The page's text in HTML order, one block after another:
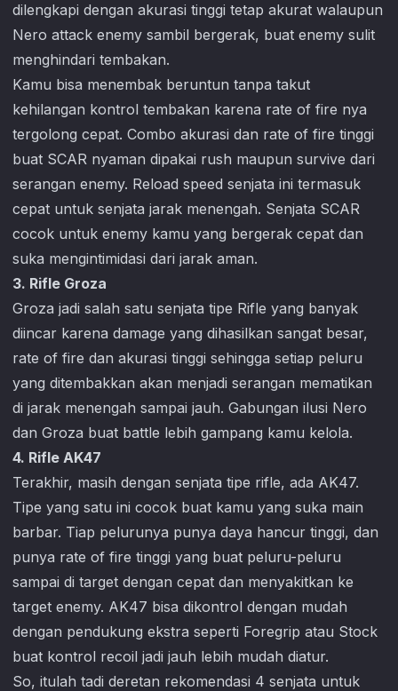
dilengkapi dengan akurasi tinggi tetap akurat walaupun
Nero attack enemy sambil bergerak, buat enemy sulit
menghindari tembakan.
Kamu bisa menembak beruntun tanpa takut
kehilangan kontrol tembakan karena rate of fire nya
tergolong cepat. Combo akurasi dan rate of fire tinggi
buat SCAR nyaman dipakai rush maupun survive dari
serangan enemy. Reload speed senjata ini termasuk
cepat untuk senjata jarak menengah. Senjata SCAR
cocok untuk enemy kamu yang bergerak cepat dan
suka mengintimidasi dari jarak aman.
3. Rifle Groza
Groza jadi salah satu senjata tipe Rifle yang banyak
diincar karena damage yang dihasilkan sangat besar,
rate of fire dan akurasi tinggi sehingga setiap peluru
yang ditembakkan akan menjadi serangan mematikan
di jarak menengah sampai jauh. Gabungan ilusi Nero
dan Groza buat battle lebih gampang kamu kelola.
4. Rifle AK47
Terakhir, masih dengan senjata tipe rifle, ada AK47.
Tipe yang satu ini cocok buat kamu yang suka main
barbar. Tiap pelurunya punya daya hancur tinggi, dan
punya rate of fire tinggi yang buat peluru-peluru
sampai di target dengan cepat dan menyakitkan ke
target enemy. AK47 bisa dikontrol dengan mudah
dengan pendukung ekstra seperti Foregrip atau Stock
buat kontrol recoil jadi jauh lebih mudah diatur.
So, itulah tadi deretan rekomendasi 4 senjata untuk